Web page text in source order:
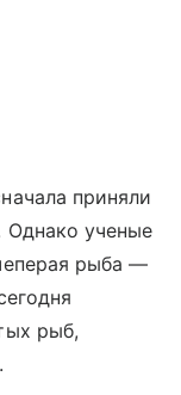
приняли
Однако ученые
рыба —
рыб,